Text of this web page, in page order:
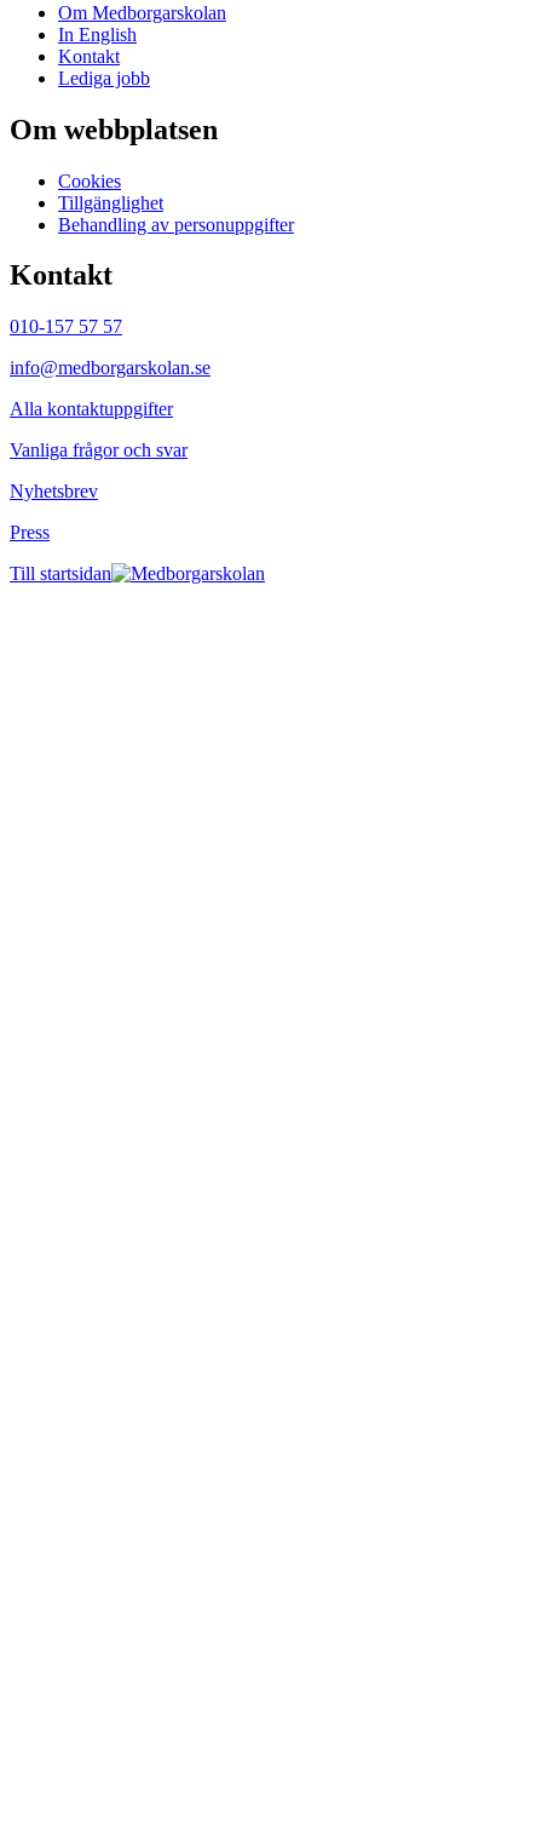
Om Medborgarskolan
In English
Kontakt
Lediga jobb
Om webbplatsen
Cookies
Tillgänglighet
Behandling av personuppgifter
Kontakt
010-157 57 57
info@medborgarskolan.se
Alla kontaktuppgifter
Vanliga frågor och svar
Nyhetsbrev
Press
Till startsidan